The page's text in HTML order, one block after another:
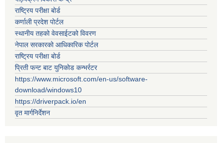
राष्ट्रिय परीक्षा बोर्ड
कर्णाली प्रदेश पोर्टल
स्थानीय तहको वेवसाईटको विवरण
नेपाल सरकारको आधिकारिक पोर्टल
राष्ट्रिय परीक्षा बोर्ड
प्रिती फन्ट बाट युनिकोड कन्भर्रटर
https://www.microsoft.com/en-us/software-
download/windows10
https://driverpack.io/en
वृत मार्गनिर्देशन